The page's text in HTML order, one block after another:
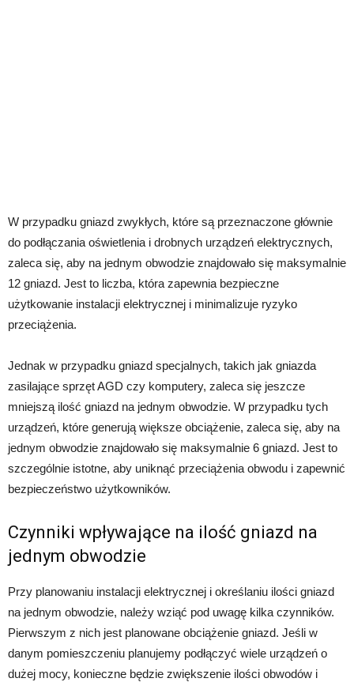
W przypadku gniazd zwykłych, które są przeznaczone głównie
do podłączania oświetlenia i drobnych urządzeń elektrycznych,
zaleca się, aby na jednym obwodzie znajdowało się maksymalnie
12 gniazd. Jest to liczba, która zapewnia bezpieczne
użytkowanie instalacji elektrycznej i minimalizuje ryzyko
przeciążenia.
Jednak w przypadku gniazd specjalnych, takich jak gniazda
zasilające sprzęt AGD czy komputery, zaleca się jeszcze
mniejszą ilość gniazd na jednym obwodzie. W przypadku tych
urządzeń, które generują większe obciążenie, zaleca się, aby na
jednym obwodzie znajdowało się maksymalnie 6 gniazd. Jest to
szczególnie istotne, aby uniknąć przeciążenia obwodu i zapewnić
bezpieczeństwo użytkowników.
Czynniki wpływające na ilość gniazd na
jednym obwodzie
Przy planowaniu instalacji elektrycznej i określaniu ilości gniazd
na jednym obwodzie, należy wziąć pod uwagę kilka czynników.
Pierwszym z nich jest planowane obciążenie gniazd. Jeśli w
danym pomieszczeniu planujemy podłączyć wiele urządzeń o
dużej mocy, konieczne będzie zwiększenie ilości obwodów i